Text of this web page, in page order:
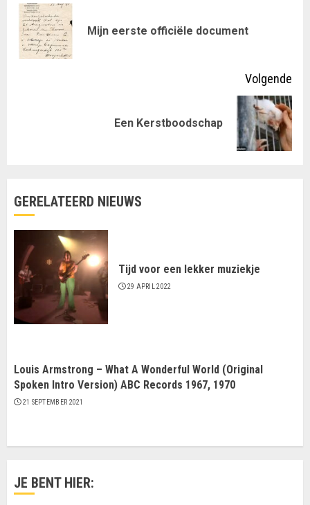
met
lezen
Mijn eerste officiële document
Volgende
Een Kerstboodschap
GERELATEERD NIEUWS
Tijd voor een lekker muziekje
29 APRIL 2022
Louis Armstrong – What A Wonderful World (Original
Spoken Intro Version) ABC Records 1967, 1970
21 SEPTEMBER 2021
JE BENT HIER: